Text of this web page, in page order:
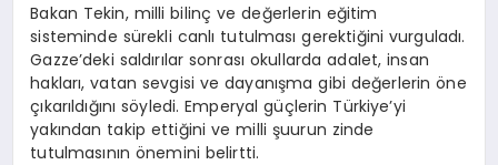
Bakan Tekin, milli bilinç ve değerlerin eğitim
sisteminde sürekli canlı tutulması gerektiğini vurguladı.
Gazze’deki saldırılar sonrası okullarda adalet, insan
hakları, vatan sevgisi ve dayanışma gibi değerlerin öne
çıkarıldığını söyledi. Emperyal güçlerin Türkiye’yi
yakından takip ettiğini ve milli şuurun zinde
tutulmasının önemini belirtti.